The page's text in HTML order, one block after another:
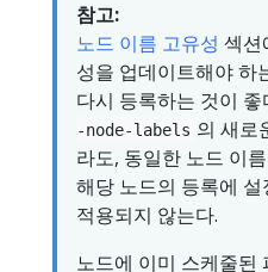
참고:
노드 이름 고유성 섹션
성을 업데이트해야 하
다시 등록하는 것이
-node-labels 의 새로
라도, 동일한 노드 이
해당 노드의 등록에
적용되지 않는다.
노드에 이미 스케줄된